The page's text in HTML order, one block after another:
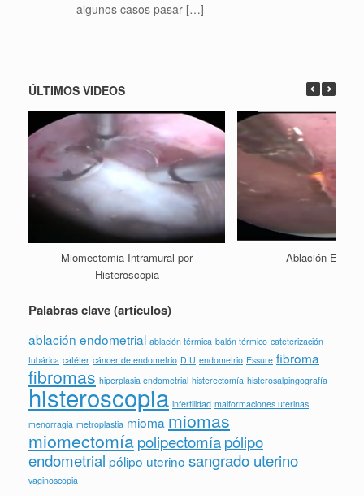
algunos casos pasar […]
ÚLTIMOS VIDEOS
Miomectomia Intramural por
Histeroscopia
Ablación
Palabras clave (artículos)
ablación endometrial ablación térmica balón térmico cateterización
tubárica catéter cáncer de endometrio DIU endometrio Essure fibroma
fibromas hiperplasia endometrial histerectomía histerosalpingografía
histeroscopia infertilidad malformaciones uterinas
menorragia metroplastia mioma miomas
miomectomíapolipectomíapólipo
endometrial pólipo uterino sangrado uterino
vaginoscopia